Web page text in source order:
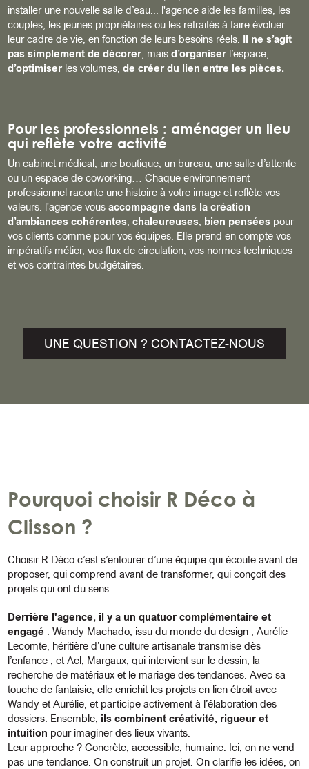
installer une nouvelle salle d’eau... l'agence aide les familles, les
couples, les jeunes propriétaires ou les retraités à faire évoluer
leur cadre de vie, en fonction de leurs besoins réels. Il ne s’agit
pas simplement de décorer , maisd’organiser l’espace,
d’optimiser les volumes,de créer du lien entre les pièces.
Pour les professionnels : aménager un lieu
qui reflète votre activité
Un cabinet médical, une boutique, un bureau, une salle d’attente
ou un espace de coworking… Chaque environnement
professionnel raconte une histoire à votre image et reflète vos
valeurs. l'agence vousaccompagne dans la création
d’ambiances cohérentes ,chaleureuses bien pensées pour
vos clients comme pour vos équipes. Elle prend en compte vos
impératifs métier, vos flux de circulation, vos normes techniques
et vos contraintes budgétaires.
UNE QUESTION ? CONTACTEZ-NOUS
Pourquoi choisir R Déco à
Clisson ?
Choisir R Déco c’est s’entourer d’une équipe qui écoute avant de
proposer, qui comprend avant de transformer, qui conçoit des
projets qui ont du sens.
Derrière l'agence, il y a un quatuor complémentaire et
engagé : Wandy Machado, issu du monde du design ; Aurélie
Lecomte, héritière d’une culture artisanale transmise dès
l’enfance ; et Ael, Margaux , qui intervient sur le dessin, la
recherche de matériaux et le mariage des tendances. Avec sa
touche de fantaisie, elle enrichit les projets en lien étroit avec
Wandy et Aurélie, et participe activement à l’élaboration des
dossiers. Ensemble, ils combinent créativité, rigueur et
intuition pour imaginer des lieux vivants.
Leur approche ? Concrète, accessible, humaine. Ici, on ne vend
pas une tendance. On construit un projet. On clarifie les idées, on